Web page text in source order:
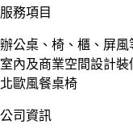
服務項目
辦公桌、椅、櫃、屏
室內及商業空間設計
北歐風餐桌椅
公司資訊